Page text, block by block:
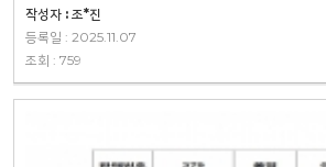
작성자 : 조*진
등록일 : 2025.11.07
조회 : 759